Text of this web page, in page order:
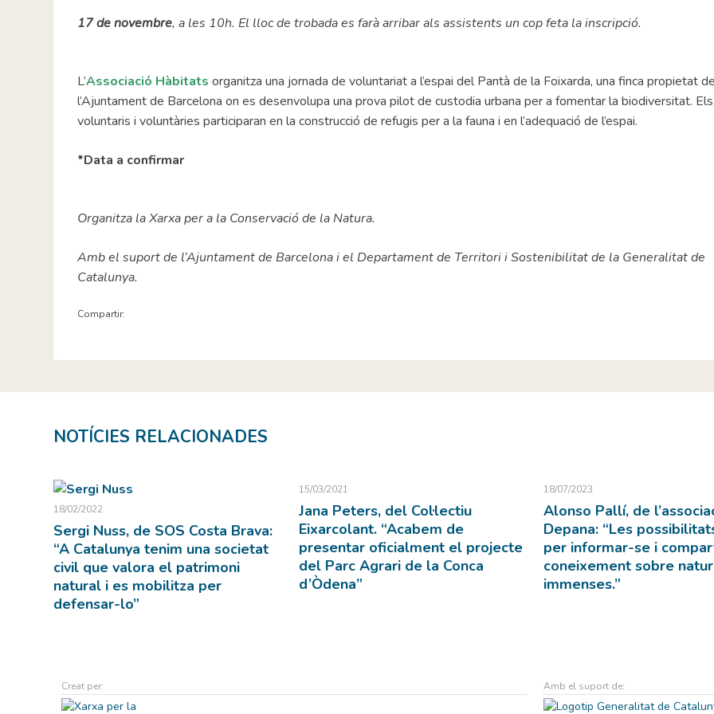
17 de novembre, a les 10h. El lloc de trobada es farà arribar als assistents un cop feta la inscripció.
L’Associació Hàbitats organitza una jornada de voluntariat a l’espai del Pantà de la Foixarda, una finca propietat
l’Ajuntament de Barcelona on es desenvolupa una prova pilot de custodia urbana per a fomentar la biodiversitat. Els
voluntaris i voluntàries participaran en la construcció de refugis per a la fauna i en l’adequació de l’espai.
*Data a confirmar
Organitza la Xarxa per a la Conservació de la Natura.
Amb el suport de l’Ajuntament de Barcelona i el Departament de Territori i Sostenibilitat de la Generalitat de
Catalunya.
Compartir:
NOTÍCIES RELACIONADES
18/02/2022
Sergi Nuss, de SOS Costa Brava:
“A Catalunya tenim una societat
civil que valora el patrimoni
natural i es mobilitza per
defensar-lo”
15/03/2021
Jana Peters, del Col·lectiu
Eixarcolant. “Acabem de
presentar oficialment el projecte
del Parc Agrari de la Conca
d’Òdena”
18/07/2023
Alonso Pallí, de
Depana: “Les
per informar-se i
coneixement sobre
immenses.”
Creat per: Amb el suport de: